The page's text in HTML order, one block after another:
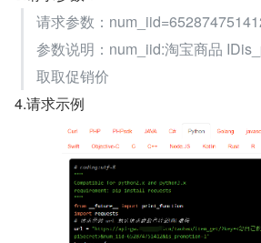
请求参数：
参数说明：num_iid:淘宝商品
取取促销价
4.请求示例